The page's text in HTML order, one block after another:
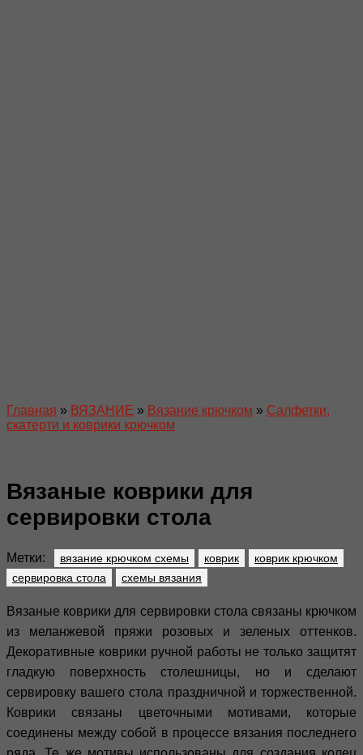
Главная » ВЯЗАНИЕ » Вязание крючком » Салфетки,
скатерти и коврики крючком
Вязаные коврики для
сервировки стола
Метки: вязание крючком схемы коврик
коврик крючком
сервировка стола
схемы вязания
Вязаные коврики для сервировки стола связаны крючком
из меланжевой пряжи розовых и зеленых оттенков.
Декоративные коврики ручной работы не только защитят
гладкую поверхность столешницы, но и сделают
сервировку вашего стола праздничной и торжественной.
Коврики связаны цветочными мотивами, которые
соединены между собой в процессе вязания последнего